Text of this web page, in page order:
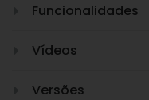
Funcionalidades
Vídeos
Versões